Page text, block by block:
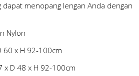
menopang lengan Anda dengan
Nylon
60 x H 92-100cm
x D 48 x H 92-100cm